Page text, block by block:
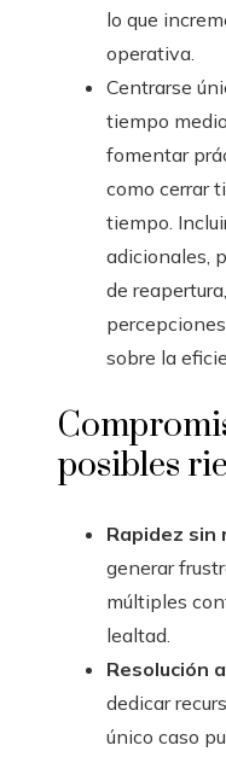
lo que
operativa.
Centrarse
tiempo
fomentar
como cerrar
tiempo.
adicionales,
de
sobre la
posibles
Rapidez sin
generar
múltiples
lealtad.
Resolución
dedicar
único caso